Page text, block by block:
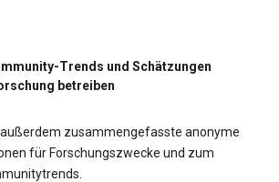
Trends und Schätzungen
betreiben
zusammengefasste anonyme
für Forschungszwecke und zum